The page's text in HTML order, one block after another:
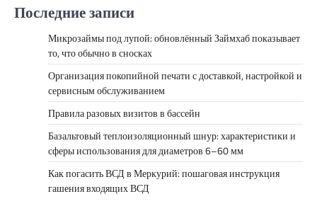
Последние записи
Микрозаймы под лупой: обновлённый Займхаб показывает
то, что обычно в сносках
Организация покопийной печати с доставкой, настройкой и
сервисным обслуживанием
Правила разовых визитов в бассейн
Базальтовый теплоизоляционный шнур: характеристики и
сферы использования для диаметров 6–60 мм
Как погасить ВСД в Меркурий: пошаговая инструкция
гашения входящих ВСД